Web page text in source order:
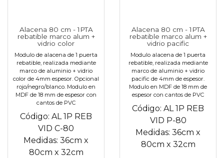
Alacena 80 cm - 1PTA
rebatible marco alum +
vidrio color
Modulo de alacena de 1 puerta
rebatible, realizada mediante
marco de aluminio + vidrio
color de 4mm espesor. Opcional
rojo/negro/blanco. Modulo en
MDF de 18 mm de espesor con
cantos de PVC
Código: AL 1P REB
VID C-80
Medidas: 36cm x
80cm x 32cm
Alacena 80 cm - 1PTA
rebatible marco alum +
vidrio pacific
Modulo alacena de 1 puerta
rebatible, realizada mediante
marco de aluminio + vidrio
pacific de 4mm de espesor.
Modulo en MDF de 18 mm de
espesor con cantos de PVC
Código: AL 1P REB
VID P-80
Medidas: 36cm x
80cm x 32cm